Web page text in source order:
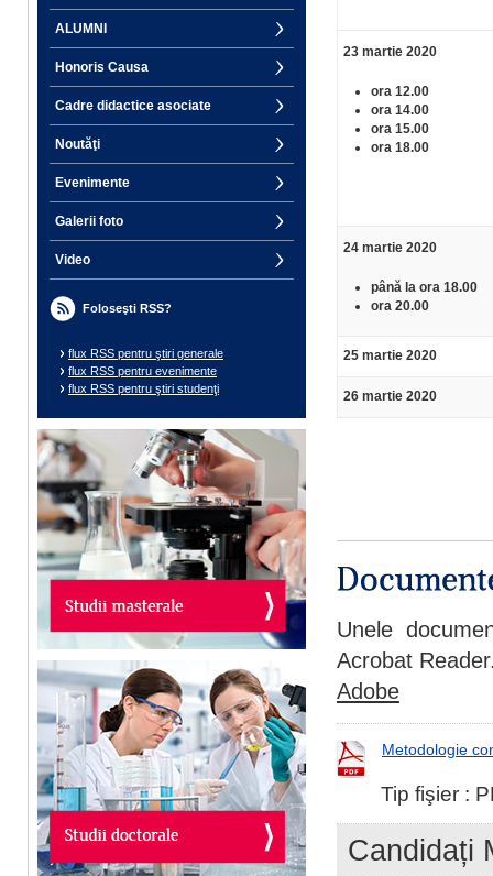
ALUMNI
Honoris Causa
Cadre didactice asociate
Noutăţi
Evenimente
Galerii foto
Video
Foloseşti RSS?
flux RSS pentru ştiri generale
flux RSS pentru evenimente
flux RSS pentru ştiri studenţi
23 martie 2020
ora 12.00
ora 14.00
ora 15.00
ora 18.00
24 martie 2020
până la ora 18.00
ora 20.00
25 martie 2020
26 martie 2020
Unele
Acrobat
Adobe
Metodologie
Tip fişier :
Candidați